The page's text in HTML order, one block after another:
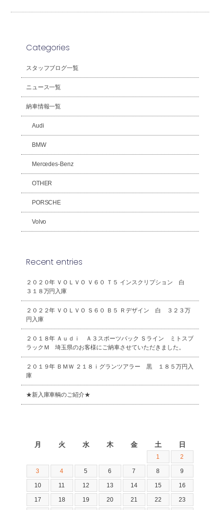
Categories
スタッフブログ一覧
ニュース一覧
納車情報一覧
Audi
BMW
Mercedes-Benz
OTHER
PORSCHE
Volvo
Recent entries
２０２０年 ＶＯＬＶＯ Ｖ６０ Ｔ５ インスクリプション 白
３１８万円入庫
２０２２年 ＶＯＬＶＯ Ｓ６０ Ｂ５ Ｒデザイン 白 ３２３万
円入庫
２０１８年 Ａｕｄｉ Ａ３スポーツバック Ｓライン ミトスブ
ラックＭ 埼玉県のお客様にご納車させていただきました。
２０１９年 ＢＭＷ ２１８ｉグランツアラー 黒 １８５万円入
庫
★新入庫車輌のご紹介★
月 火 水 木 金 土 日
1 2
3 4 5 6 7 8 9
10 11 12 13 14 15 16
17 18 19 20 21 22 23